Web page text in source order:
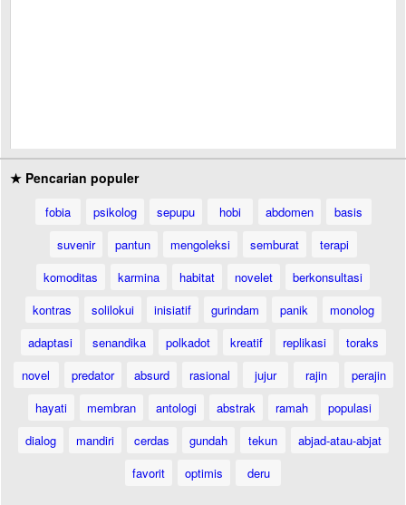
★ Pencarian populer
fobia psikolog sepupu hobi abdomen
basis
suvenir
pantun mengoleksi semburat
terapi
komoditas
karmina habitat novelet
berkonsultasi
kontras
solilokui inisiatif gurindam panik
monolog
adaptasi
senandika polkadot kreatif replikasi
toraks
novel
predator absurd rasional jujur rajin
perajin
hayati
membran antologi abstrak ramah
populasi
dialog
mandiri cerdas gundah tekun
abjad-atau-abjat
favorit
optimis deru